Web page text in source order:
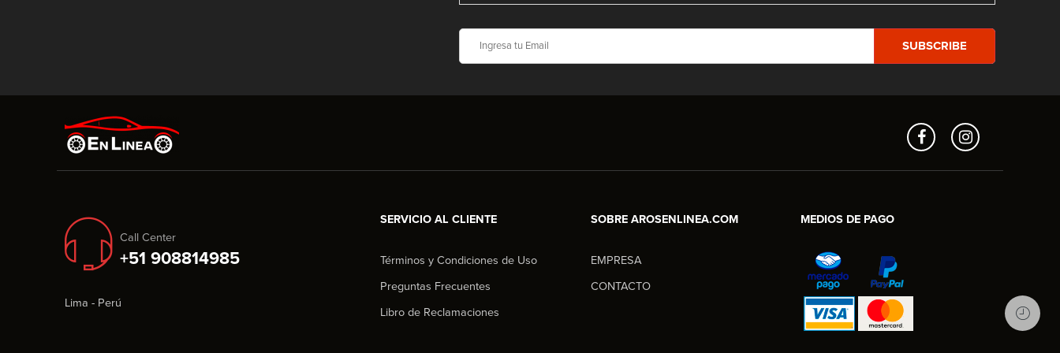
Call Center
+51 908814985
Lima - Perú
SERVICIO AL CLIENTE
Términos y Condiciones de Uso
Preguntas Frecuentes
Libro de Reclamaciones
SOBRE AROSENLINEA.COM
EMPRESA
CONTACTO
MEDIOS DE PAGO
Aros en Línea
Asesor Comercial